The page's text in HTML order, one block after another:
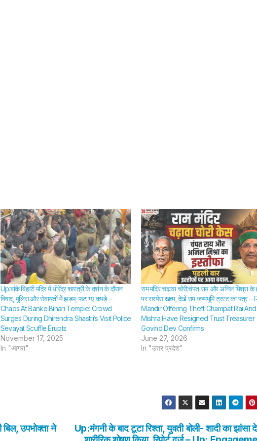
Up:बांके बिहारी मंदिर में धीरेंद्र शास्त्री के दर्शन के दौरान
विवाद, पुलिस और सेवायतों में झड़प; फट गए कपड़े –
Chaos At Banke Bihari Temple: Crowd
Surges During Dhirendra Shastri’s Visit Police
Sevayat Scuffle Erupts
November 17, 2025
In "आगरा"
राम मंदिर चढ़ावा चोरी:चंपत राय और अनिल मिश्रा के
पर सस्पेंस खत्म, देखें राम जन्मभूमि ट्रस्ट का पत्र –
Mandir Offering Theft Champat Rai And
Mishra Have Resigned Trust Treasurer
Govind Dev Confirms
June 27, 2026
In "उत्तर प्रदेश"
Up:मंगनी के बाद टूटा रिश्ता, युवती बोली- शादी का झांसा
उपभोक्ता ने